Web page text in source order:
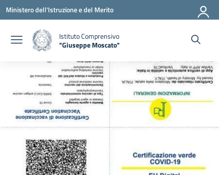
Vai ai contenuti
Vai al menu di navigazione
Vai al footer
Ministero dell'Istruzione e del Merito
Istituto Comprensivo
"Giuseppe Moscato"